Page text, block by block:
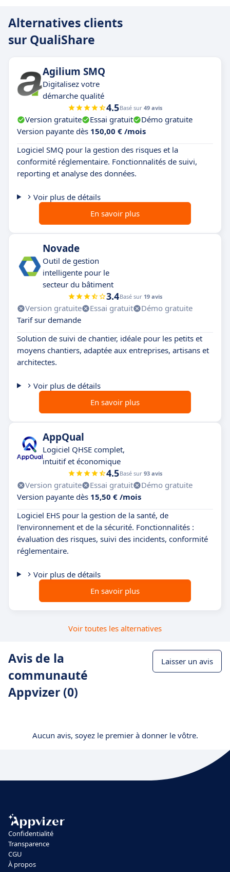
Alternatives clients
sur QualiShare
Agilium SMQ
Digitalisez votre
démarche qualité
4.5Basé sur 49 avis
Version gratuite Essai gratuit
Démo gratuite
Version payante dès 150,00 € /mois
Logiciel SMQ pour la gestion des risques et la
conformité réglementaire. Fonctionnalités de suivi,
reporting et analyse des données.
Voir plus de détails
En savoir plus
Novade
Outil de gestion
intelligente pour le
secteur du bâtiment
3.4Basé sur 19 avis
Version gratuite Essai gratuit
Démo gratuite
Tarif sur demande
Solution de suivi de chantier, idéale pour les petits et
moyens chantiers, adaptée aux entreprises, artisans et
architectes.
Voir plus de détails
En savoir plus
AppQual
Logiciel QHSE complet,
intuitif et économique
4.5Basé sur 93 avis
Version gratuite Essai gratuit
Démo gratuite
Version payante dès 15,50 € /mois
Logiciel EHS pour la gestion de la santé, de
l'environnement et de la sécurité. Fonctionnalités :
évaluation des risques, suivi des incidents, conformité
réglementaire.
Voir plus de détails
En savoir plus
Voir toutes les alternatives
Avis de la
communauté
Appvizer (0)
Laisser un avis
Aucun avis, soyez le premier à donner le vôtre.
Confidentialité
Transparence
CGU
À propos